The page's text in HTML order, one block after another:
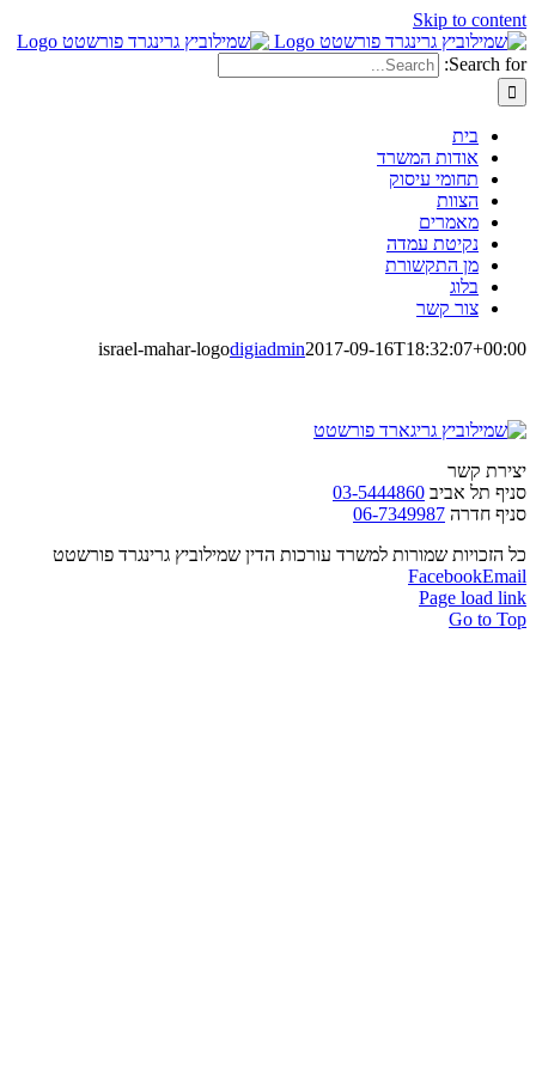
Skip to content
Search for:
בית
אודות המשרד
תחומי עיסוק
הצוות
מאמרים
נקיטת עמדה
מן התקשורת
בלוג
צור קשר
israel-mahar-logodigiadmin2017-09-16T18:32:07+00:00
יצירת קשר
סניף תל אביב 03-5444860
סניף חדרה 06-7349987
כל הזכויות שמורות למשרד עורכות הדין שמילוביץ גרינגרד פורשטט
FacebookEmail
Page load link
Go to Top